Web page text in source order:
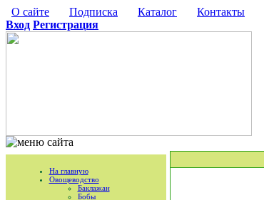
О сайте Подписка Каталог Контакты
Вход Регистрация
На главную
Овощеводство
Баклажан
Бобы